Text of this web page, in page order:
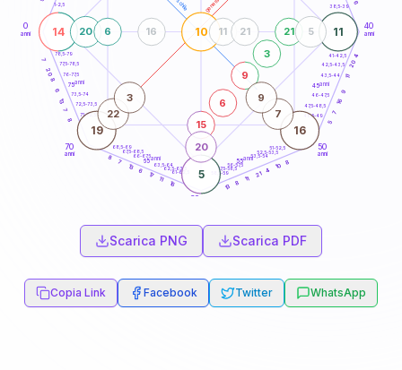
0
anni
40
anni
50
anni
60
70
anni
1-2,5
38,5-39
41-42,5
42,5-43,5
43,5-44
46-47,5
47,5-48,5
48,5-49
51-52,5
52,5-53,5
53,5-54
56-57,5
57,5-58,5
58,5-59
61-62,5
62,5-63,5
63,5-64
66-67,5
67,5-68,5
68,5-69
71-72,5
72,5-73,5
73,5-74
76-77,5
77,5-78,5
78,5-79
6
4
20
11
9
16
7
5
8
10
4
21
11
8
13
16
11
17
6
13
7
8
8
7
13
6
8
20
7
14 11
5
10
19 16
15
6
9
3
21
20 5
20
6 11 21
16
22
3
7
9
45anni
55anni
65anni
75anni
Scarica PNG Scarica PDF
Copia Link Facebook Twitter WhatsApp